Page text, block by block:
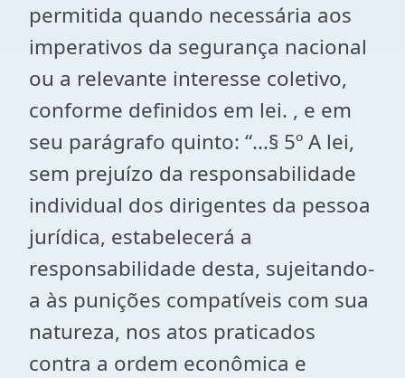
permitida quando necessária aos
imperativos da segurança nacional
ou a relevante interesse coletivo,
conforme definidos em lei. , e em
seu parágrafo quinto: “...§ 5º A lei,
sem prejuízo da responsabilidade
individual dos dirigentes da pessoa
jurídica, estabelecerá a
responsabilidade desta, sujeitando-
a às punições compatíveis com sua
natureza, nos atos praticados
contra a ordem econômica e